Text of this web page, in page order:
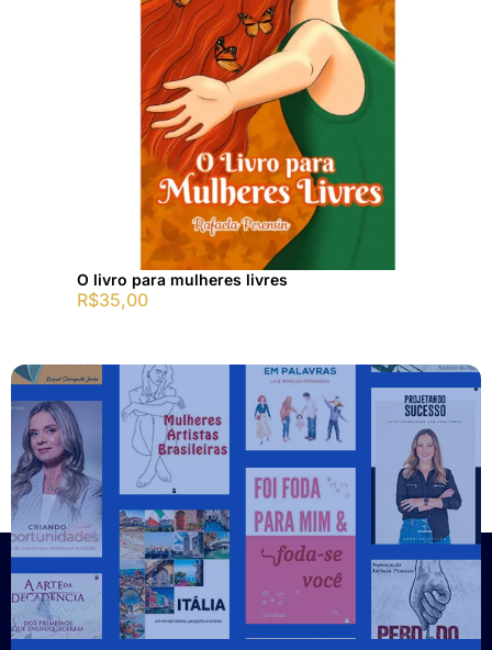
O livro para mulheres livres
R$35,00